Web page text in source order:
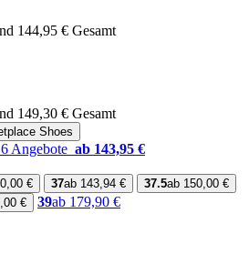
144,95 € Gesamt
149,30 € Gesamt
Shoes
6 Angebote ab 143,95 €
€ 37ab 143,94 € 37.5ab 150,00 €
€ 39ab 179,90 €